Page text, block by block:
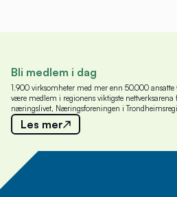
Bli medlem i dag
1.900 virksomheter med mer enn 50.000 ansatte
være medlem i regionens viktigste nettverksarena
næringslivet, Næringsforeningen i
Les mer